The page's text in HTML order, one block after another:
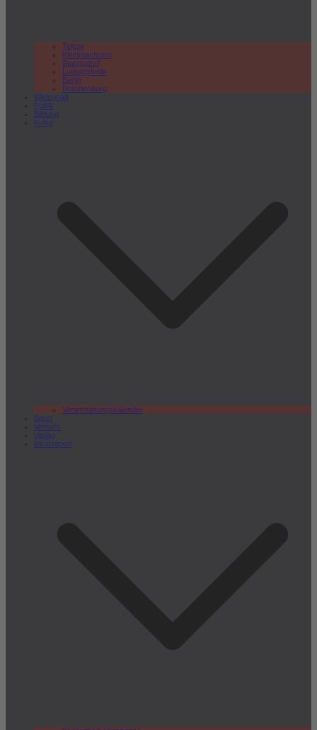
Teltow
Kleinmachnow
Stahnsdorf
Ludwigsfelde
Berlin
Brandenburg
Wirtschaft
Politik
Bildung
Kultur
Veranstaltungskalender
Sport
Verkehr
Verlag
lokal.report